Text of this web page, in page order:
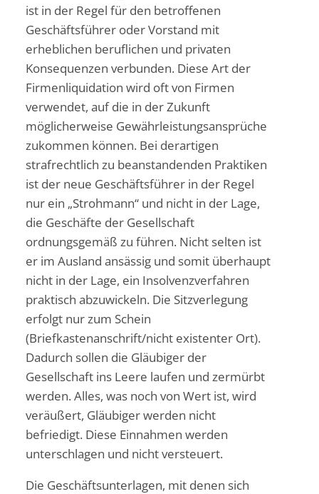
ist in der Regel für den betroffenen
Geschäftsführer oder Vorstand mit
erheblichen beruflichen und privaten
Konsequenzen verbunden. Diese Art der
Firmenliquidation wird oft von Firmen
verwendet, auf die in der Zukunft
möglicherweise Gewährleistungsansprüche
zukommen können. Bei derartigen
strafrechtlich zu beanstandenden Praktiken
ist der neue Geschäftsführer in der Regel
nur ein „Strohmann“ und nicht in der Lage,
die Geschäfte der Gesellschaft
ordnungsgemäß zu führen. Nicht selten ist
er im Ausland ansässig und somit überhaupt
nicht in der Lage, ein Insolvenzverfahren
praktisch abzuwickeln. Die Sitzverlegung
erfolgt nur zum Schein
(Briefkastenanschrift/nicht existenter Ort).
Dadurch sollen die Gläubiger der
Gesellschaft ins Leere laufen und zermürbt
werden. Alles, was noch von Wert ist, wird
veräußert, Gläubiger werden nicht
befriedigt. Diese Einnahmen werden
unterschlagen und nicht versteuert.
Die Geschäftsunterlagen, mit denen sich